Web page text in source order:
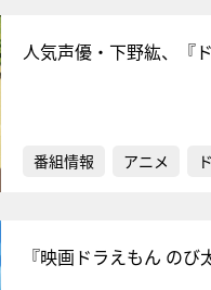
人気声優・下野紘、『
番組情報 アニメ
『映画ドラえもん の